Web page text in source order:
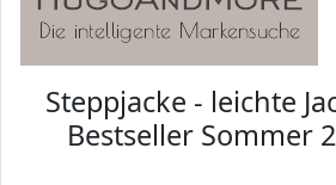
Steppjacke - leichte
Bestseller Sommer